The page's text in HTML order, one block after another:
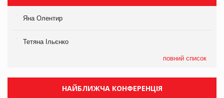
Яна Олентир
Тетяна Ільєнко
повний список
НАЙБЛИЖЧА КОНФЕРЕНЦІЯ